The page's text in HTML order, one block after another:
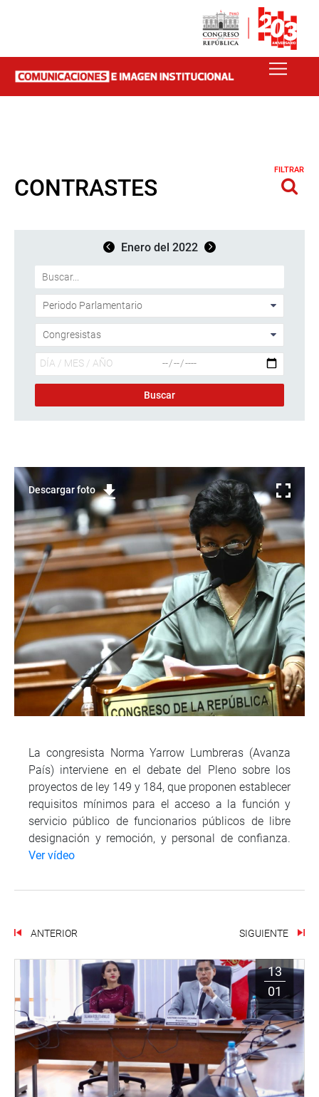
CONTRASTES
FILTRAR
Enero del 2022
Descargar foto
La congresista Norma Yarrow Lumbreras (Avanza
País) interviene en el debate del Pleno sobre los
proyectos de ley 149 y 184, que proponen establecer
requisitos mínimos para el acceso a la función y
servicio público de funcionarios públicos de libre
designación y remoción, y personal de confianza.
Ver vídeo
ANTERIOR SIGUIENTE
13
01